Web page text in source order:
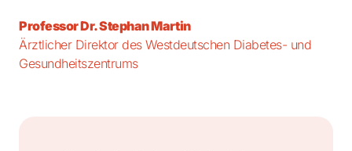
Professor Dr. Stephan Martin
Ärztlicher Direktor des Westdeutschen Diabetes- und
Gesundheitszentrums